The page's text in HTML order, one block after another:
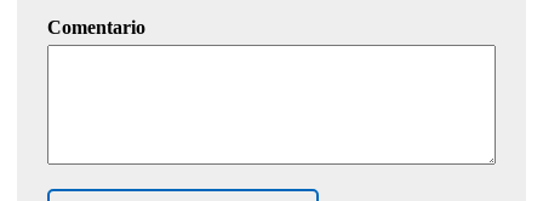
Comentario